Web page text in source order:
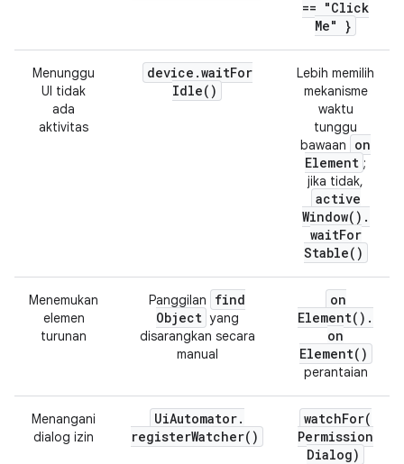
== "Click
Me" }
Menunggu
UI tidak
ada
aktivitas
device .waitFor
Idle( )
Lebih memilih
mekanisme
waktu
tunggu
bawaan
on
Element ;
jika tidak,
active
Window( ) .
waitFor
Stable( )
Menemukan
elemen
turunan
Panggilan
find
Object yang
disarangkan secara
manual
on
Element( ) .
on
Element( )
perantaian
Menangani
dialog izin
UiAutomator.
registerWatcher( )
watchFor(
Permission
Dialog)